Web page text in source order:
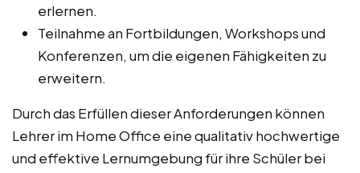
erlernen.
Teilnahme an Fortbildungen, Workshops und
Konferenzen, um die eigenen Fähigkeiten zu
erweitern.
Durch das Erfüllen dieser Anforderungen können
Lehrer im Home Office eine qualitativ hochwertige
und effektive Lernumgebung für ihre Schüler bei